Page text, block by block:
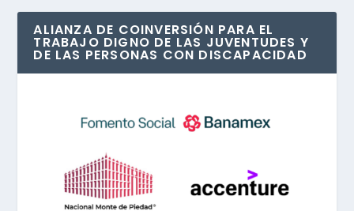
ALIANZA DE COINVERSIÓN PARA EL
TRABAJO DIGNO DE LAS JUVENTUDES Y
DE LAS PERSONAS CON DISCAPACIDAD